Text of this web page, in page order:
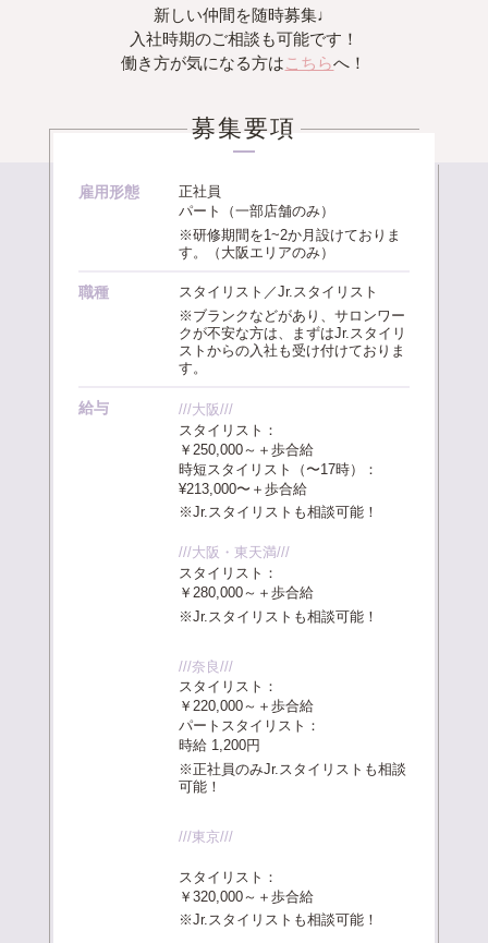
新しい仲間を随時募集♩
入社時期のご相談も可能です！
働き方が気になる方はこちらへ！
募集要項
雇用形態
正社員
パート（一部店舗のみ）
※研修期間を1~2か月設けておりま
す。（大阪エリアのみ）
職種
スタイリスト／Jr.スタイリスト
※ブランクなどがあり、サロンワー
クが不安な方は、まずはJr.スタイリ
ストからの入社も受け付けておりま
す。
給与
///大阪///
スタイリスト：
￥250,000～＋歩合給
時短スタイリスト（〜17時）：
¥213,000〜＋歩合給
※Jr.スタイリストも相談可能！
///大阪・東天満///
スタイリスト：
￥280,000～＋歩合給
※Jr.スタイリストも相談可能！
///奈良///
スタイリスト：
￥220,000～＋歩合給
パートスタイリスト：
時給 1,200円
※正社員のみJr.スタイリストも相談
可能！
///東京///
スタイリスト：
￥320,000～＋歩合給
※Jr.スタイリストも相談可能！